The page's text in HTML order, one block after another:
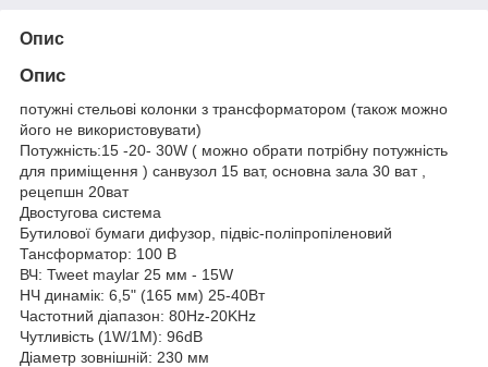
Опис
Опис
потужні стельові колонки з трансформатором (також можно
його не використовувати)
Потужність:15 -20- 30W ( можно обрати потрібну потужність
для приміщення ) санвузол 15 ват, основна зала 30 ват ,
рецепшн 20ват
Двостугова система
Бутилової бумаги дифузор, підвіс-поліпропіленовий
Тансформатор: 100 В
ВЧ: Tweet maylar 25 мм - 15W
НЧ динамік: 6,5" (165 мм) 25-40Вт
Частотний діапазон: 80Hz-20KHz
Чутливість (1W/1M): 96dB
Діаметр зовнішній: 230 мм